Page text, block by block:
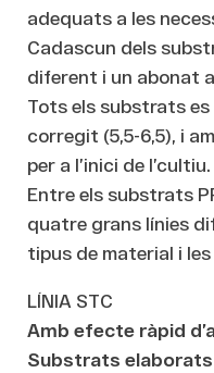
adequats a les
Cadascun dels
diferent i un abonat
Tots els substrats es
corregit (5,5-6,5), i
per a l’inici de l’cultiu.
Entre els substrats
quatre grans línies
tipus de material i
LÍNIA STC
Amb efecte ràpid
Substrats